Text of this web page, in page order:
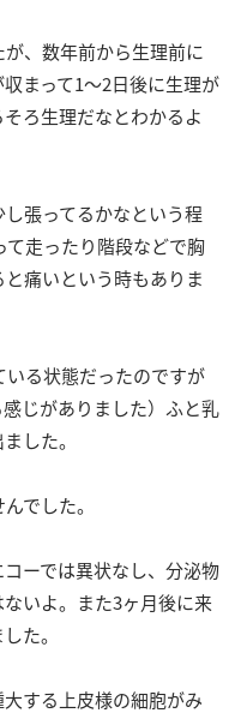
、数年前から生理前に
まって1〜2日後に生理が
ろ生理だなとわかるよ
張ってるかなという程
走ったり階段などで胸
痛いという時もありま
る状態だったのですが
感じがありました）ふと乳
した。
でした。
ーでは異状なし、分泌物
いよ。また3ヶ月後に来
た。
する上皮様の細胞がみ